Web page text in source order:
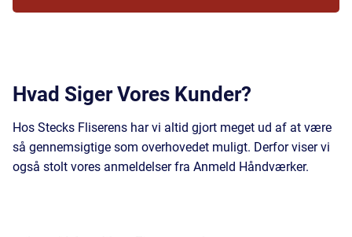
Hvad Siger Vores Kunder?
Hos Stecks Fliserens har vi altid gjort meget ud af at være
så gennemsigtige som overhovedet muligt. Derfor viser vi
også stolt vores anmeldelser fra Anmeld Håndværker.